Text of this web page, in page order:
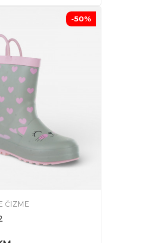
-50%
ČIZME